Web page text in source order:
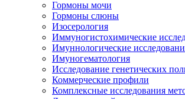
Гормоны мочи
Гормоны слюны
Изосерология
Иммуногистохимические
Имуннологические
Имуногематология
Исследование генетических
Коммерческие профили
Комплексные исследования